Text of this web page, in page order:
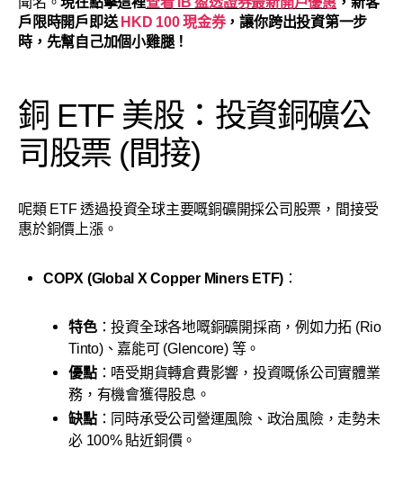
戶限時開戶即送 HKD 100 現金券，讓你跨出投資第一步
時，先幫自己加個小雞腿！
銅 ETF 美股：投資銅礦公
司股票 (間接)
呢類 ETF 透過投資全球主要嘅銅礦開採公司股票，間接受
惠於銅價上漲。
COPX (Global X Copper Miners ETF) ：
特色：投資全球各地嘅銅礦開採商，例如力拓 (Rio
Tinto)、嘉能可 (Glencore) 等。
優點：唔受期貨轉倉費影響，投資嘅係公司實體業
務，有機會獲得股息。
缺點：同時承受公司營運風險、政治風險，走勢未
必 100% 貼近銅價。